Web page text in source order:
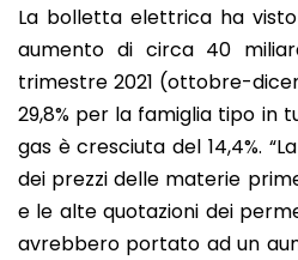
La bolletta elettrica ha
aumento di circa 40
trimestre 2021 (ottobre-
29,8% per la famiglia tipo in
gas è cresciuta del 14,4%.
dei prezzi delle materie
e le alte quotazioni dei
avrebbero portato ad un